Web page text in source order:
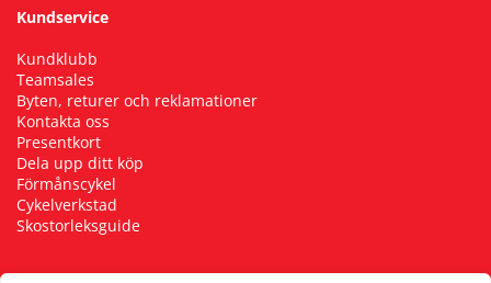
Kundservice
Kundklubb
Teamsales
Byten, returer och reklamationer
Kontakta oss
Presentkort
Dela upp ditt köp
Förmånscykel
Cykelverkstad
Skostorleksguide